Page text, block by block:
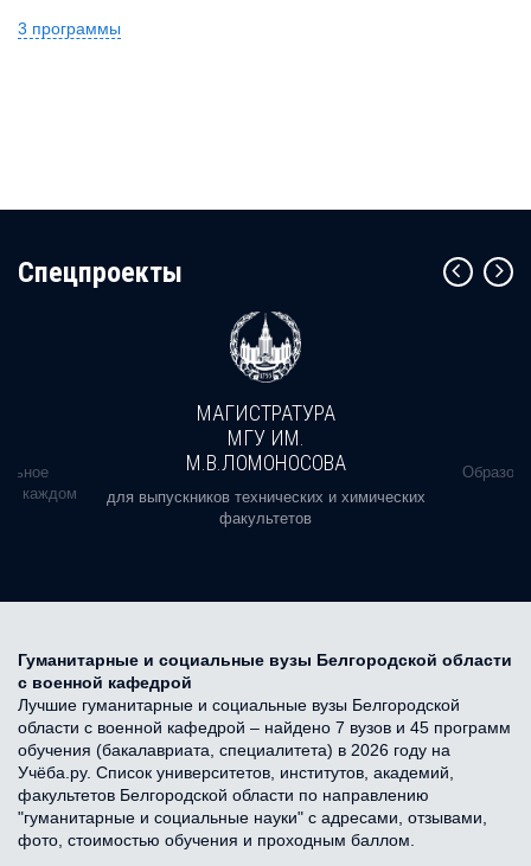
3 программы
Cпецпроекты
в каждом
МАГИСТРАТУРА
МГУ ИМ.
М.В.ЛОМОНОСОВА
для выпускников технических и химических
факультетов
Гуманитарные и социальные вузы Белгородской области
с военной кафедрой
Лучшие гуманитарные и социальные вузы Белгородской
области с военной кафедрой – найдено 7 вузов и 45 программ
обучения (бакалавриата, специалитета) в 2026 году на
Учёба.ру. Список университетов, институтов, академий,
факультетов Белгородской области по направлению
"гуманитарные и социальные науки" с адресами, отзывами,
фото, стоимостью обучения и проходным баллом.